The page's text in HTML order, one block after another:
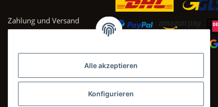
Alle akzeptieren
Konfigurieren
Zahlung und Versand
Datenschutz